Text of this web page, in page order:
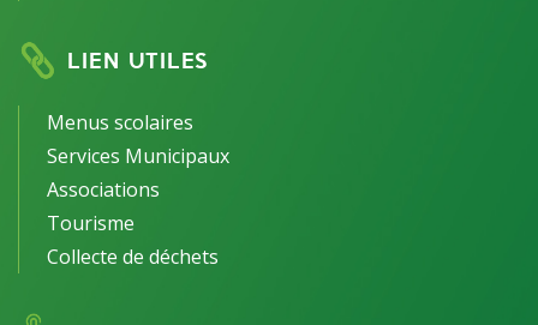
LIEN UTILES
Menus scolaires
Services Municipaux
Associations
Tourisme
Collecte de déchets